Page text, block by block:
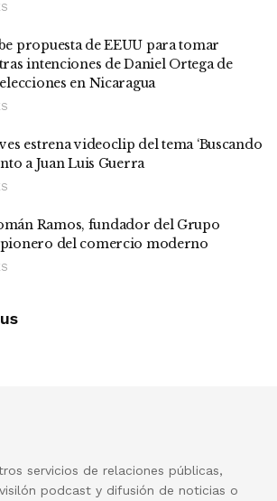
propuesta de EEUU para tomar
intenciones de Daniel Ortega de
en Nicaragua
estrena videoclip del tema ‘Buscando
a Juan Luis Guerra
Ramos, fundador del Grupo
pionero del comercio moderno
servicios de relaciones públicas,
podcast y difusión de noticias o